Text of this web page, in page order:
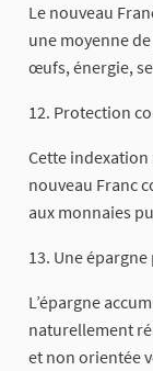
Le nouveau
une moyenne
œufs, énergie,
12. Protection
Cette
nouveau Franc
aux monnaies
13. Une
L’épargne
naturellement
et non orientée